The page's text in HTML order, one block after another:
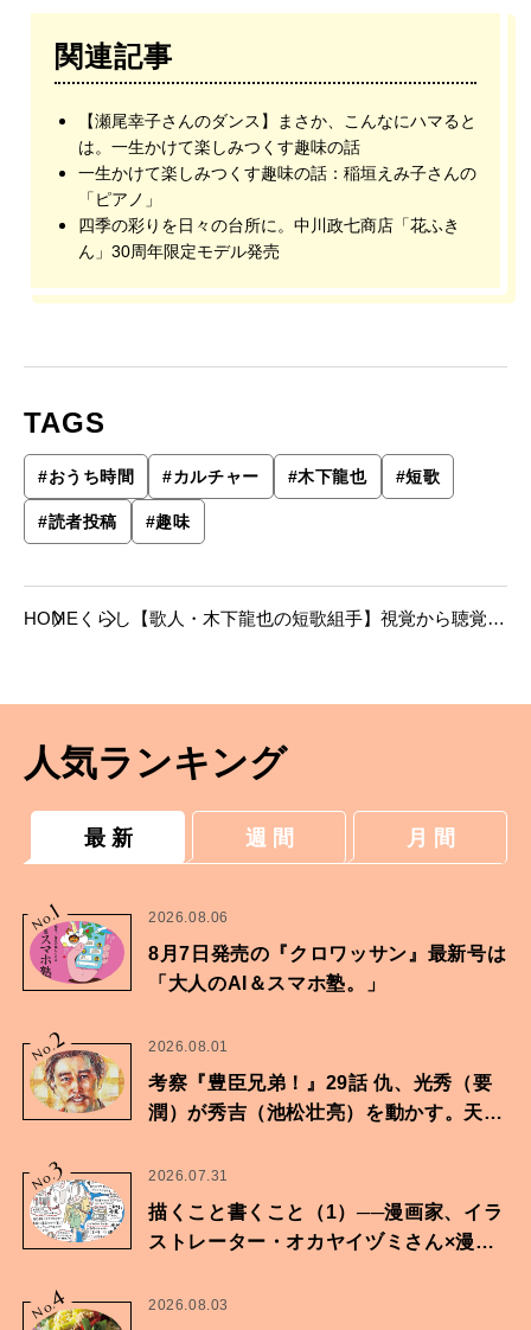
関連記事
【瀬尾幸子さんのダンス】まさか、こんなにハマると
は。一生かけて楽しみつくす趣味の話
一生かけて楽しみつくす趣味の話：稲垣えみ子さんの
「ピアノ」
四季の彩りを日々の台所に。中川政七商店「花ふき
ん」30周年限定モデル発売
TAGS
#おうち時間 #カルチャー #木下龍也 #短歌
#読者投稿 #趣味
HOME くらし
【歌人・木下龍也の短歌組手】視覚から聴覚へ
人気ランキング
最 新 週 間 月 間
No.
1 2026.08.06
8月7日発売の『クロワッサン』最新号は
「大人のAI＆スマホ塾。」
No.2 2026.08.01
考察『豊臣兄弟！』29話 仇、光秀（要
潤）が秀吉（池松壮亮）を動かす。天下
No.3 2026.07.31
描くこと書くこと（1）──漫画家、イラ
ストレーター・オカヤイヅミさん×漫画
No.4 2026.08.03